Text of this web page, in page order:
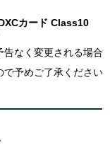
カード Class10
なく変更される場合
予めご了承ください